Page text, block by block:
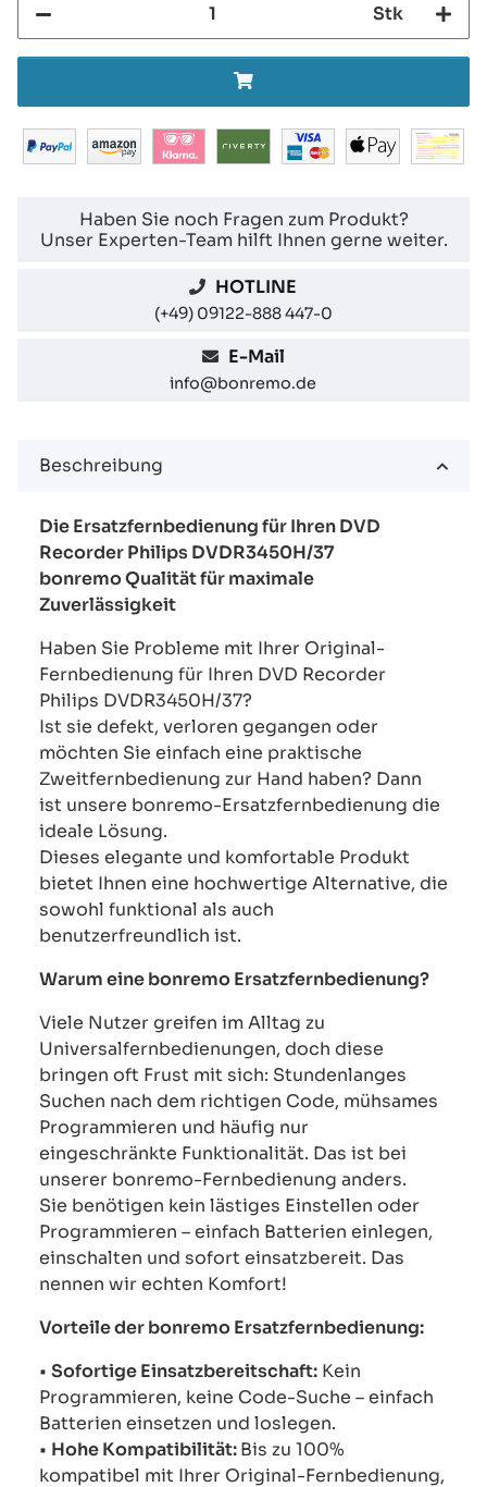
Stk
Haben Sie noch Fragen zum Produkt?
Unser Experten-Team hilft Ihnen gerne weiter.
HOTLINE
(+49) 09122-888 447-0
E-Mail
info@bonremo.de
Beschreibung
Die Ersatzfernbedienung für Ihren DVD
Recorder Philips DVDR3450H/37
bonremo Qualität für maximale
Zuverlässigkeit
Haben Sie Probleme mit Ihrer Original-
Fernbedienung für Ihren DVD Recorder
Philips DVDR3450H/37?
Ist sie defekt, verloren gegangen oder
möchten Sie einfach eine praktische
Zweitfernbedienung zur Hand haben? Dann
ist unsere bonremo-Ersatzfernbedienung die
ideale Lösung.
Dieses elegante und komfortable Produkt
bietet Ihnen eine hochwertige Alternative, die
sowohl funktional als auch
benutzerfreundlich ist.
Warum eine bonremo Ersatzfernbedienung?
Viele Nutzer greifen im Alltag zu
Universalfernbedienungen, doch diese
bringen oft Frust mit sich: Stundenlanges
Suchen nach dem richtigen Code, mühsames
Programmieren und häufig nur
eingeschränkte Funktionalität. Das ist bei
unserer bonremo-Fernbedienung anders.
Sie benötigen kein lästiges Einstellen oder
Programmieren – einfach Batterien einlegen,
einschalten und sofort einsatzbereit. Das
nennen wir echten Komfort!
Vorteile der bonremo Ersatzfernbedienung:
• Sofortige Einsatzbereitschaft: Kein
Programmieren, keine Code-Suche – einfach
Batterien einsetzen und loslegen.
• Hohe Kompatibilität:Bis zu 100%
kompatibel mit Ihrer Original-Fernbedienung,